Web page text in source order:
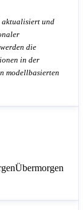
aktualisiert und
die
in der
modellbasierten
Übermorgen